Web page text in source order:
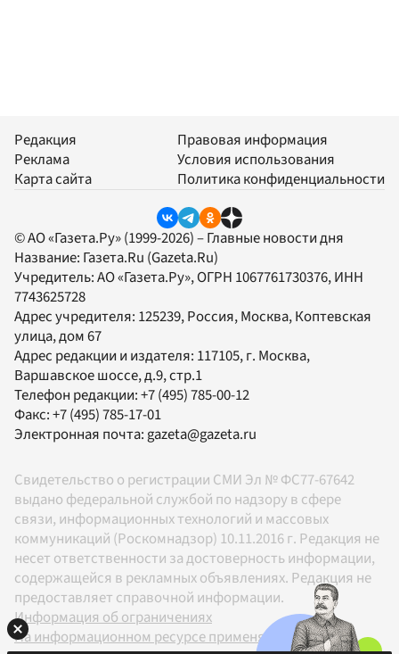
Редакция
Реклама
Карта сайта
Правовая информация
Условия использования
Политика конфиденциальности
© АО «Газета.Ру» (1999-2026) – Главные новости дня
Название: Газета.Ru (Gazeta.Ru)
Учредитель:АО «Газета.Ру», ОГРН 1067761730376, ИНН
7743625728
Адрес учредителя: 125239, Россия, Москва, Коптевская
улица, дом 67
Адрес редакции и издателя: 117105, г. Москва,
Варшавское шоссе, д.9, стр.1
Телефон редакции:+7 (495) 785-00-12
Факс:+7 (495) 785-17-01
Электронная почта:gazeta@gazeta.ru
Свидетельство о регистрации СМИ Эл № ФС77-67642
выдано федеральной службой по надзору в сфере
связи, информационных технологий и массовых
коммуникаций (Роскомнадзор) 10.11.2016 г. Редакция не
несет ответственности за достоверность информации,
содержащейся в рекламных объявлениях. Редакция не
предоставляет справочной информации.
Информация об ограничениях
На информационном ресурсе применяются